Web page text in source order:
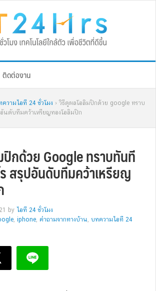
ติดต่องาน
ความไอที 24 ชั่วโมง › วิธีดูผลโอลิมปิกด้วย google ทราบ
นดับทีมคว้าเหรียญทองโอลิมปิก
กด้วย Google ทราบทันที
สรุปอันดับทีมคว้าเหรียญ
by ไอที 24 ชั่วโมง
, iphone, คำถามจากทางบ้าน, บทความไอที 24